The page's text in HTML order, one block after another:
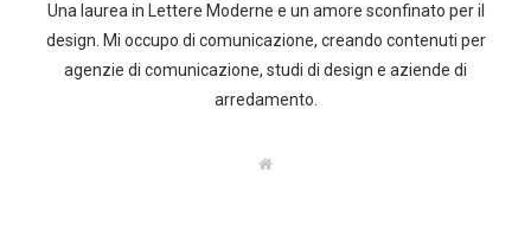
Una laurea in Lettere Moderne e un amore sconfinato per il
design. Mi occupo di comunicazione, creando contenuti per
agenzie di comunicazione, studi di design e aziende di
arredamento.
W